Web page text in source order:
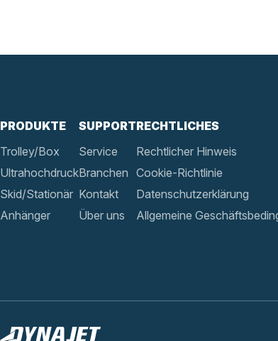
PRODUKTE
Trolley/Box
Ultrahochdruck
Skid/Stationär
Anhänger
SUPPORT
Service
Branchen
Kontakt
Über uns
RECHTLICHES
Rechtlicher Hinweis
Cookie-Richtlinie
Datenschutzerklärung
Allgemeine